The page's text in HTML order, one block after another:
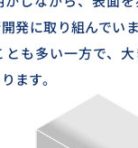
発に取り組んでい
とも多い一方で、
ます。